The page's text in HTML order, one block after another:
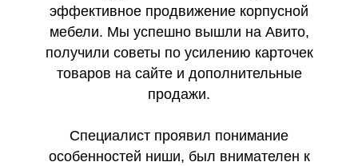
эффективное продвижение корпусной
мебели. Мы успешно вышли на Авито,
получили советы по усилению карточек
товаров на сайте и дополнительные
продажи.
Специалист проявил понимание
особенностей ниши, был внимателен к